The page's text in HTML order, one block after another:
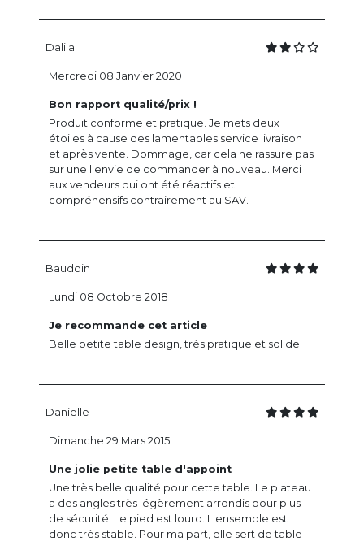
Dalila
Bon rapport qualité/prix !
Produit conforme et pratique. Je mets deux
étoiles à cause des lamentables service livraison
et après vente. Dommage, car cela ne rassure pas
sur une l'envie de commander à nouveau. Merci
aux vendeurs qui ont été réactifs et
compréhensifs contrairement au SAV.
Mercredi 08 Janvier 2020
Baudoin
Je recommande cet article
Belle petite table design, très pratique et solide.
Lundi 08 Octobre 2018
Danielle
Une jolie petite table d'appoint
Une très belle qualité pour cette table. Le plateau
a des angles très légèrement arrondis pour plus
de sécurité. Le pied est lourd. L'ensemble est
donc très stable. Pour ma part, elle sert de table
Dimanche 29 Mars 2015